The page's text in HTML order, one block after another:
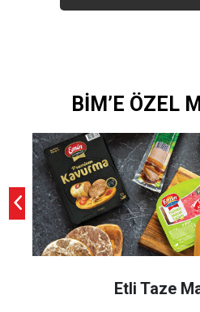
BİM’E ÖZEL
Etli Taze